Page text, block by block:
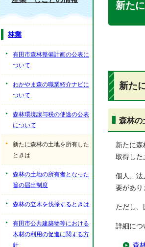
新た
新た
森林の
新たに森
取得した
個人、法
要があり
ただし、
詳細につ
森
林業
有田市森林整備計画の公表に
ついて
わかやま森の職業紹介ナビに
ついて
森林環境譲与税の使途の公表
について
新たに森林の土地を所有した
ときは
森林の土地の所有者となった
旨の届出制度
森林の立木を伐採するときは
有田市公共建築物等における
木材の利用の促進に関する方
針